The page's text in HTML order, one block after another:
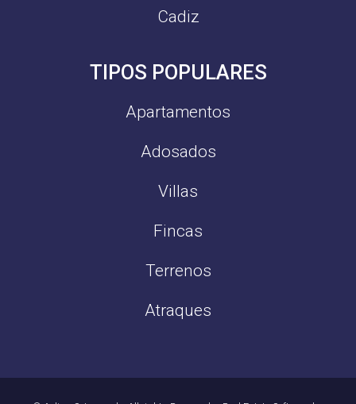
Cadiz
TIPOS POPULARES
Apartamentos
Adosados
Villas
Fincas
Terrenos
Atraques